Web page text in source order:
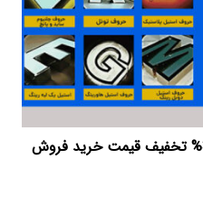
انواع تابلو حروف برجسته تا 30% تخفیف قیمت خرید فروش